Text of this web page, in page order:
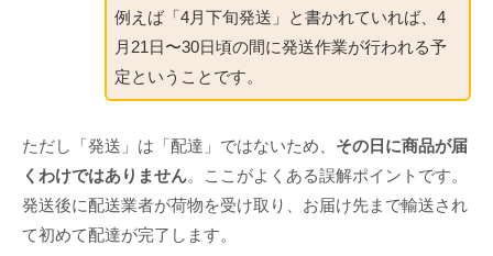
例えば「4月下旬発送」と書かれていれば、4
月21日〜30日頃の間に発送作業が行われる予
定ということです。
ただし「発送」は「配達」ではないため、 その日に商品が届
くわけではありません。ここがよくある誤解ポイントです。
発送後に配送業者が荷物を受け取り、お届け先まで輸送され
て初めて配達が完了します。